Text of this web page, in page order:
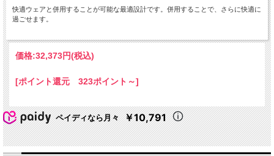
快適ウェアと併用することが可能な最適設計です。併用することで、さらに快適に
過ごせます。
価格:32,373円(税込)
[ポイント還元 323ポイント～]
ペイディなら月々 ￥10,791